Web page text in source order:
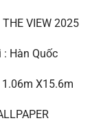
VIEW 2025
: Hàn Quốc
X15.6m